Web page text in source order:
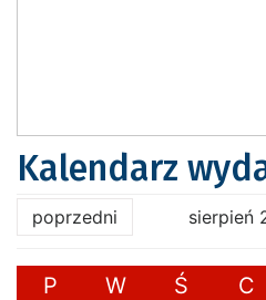
Kalendarz
poprzedni sierpień
P W Ś C